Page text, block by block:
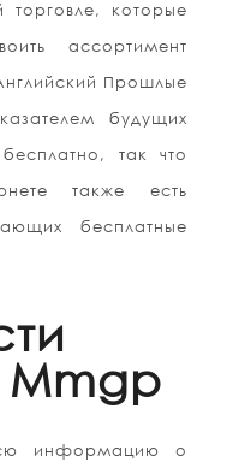
которые
ассортимент
Прошлые
будущих
так что
также есть
бесплатные
Mmgp
информацию о